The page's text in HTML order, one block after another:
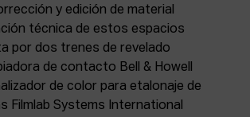
y edición de material
técnica de estos espacios
por dos trenes de revelado
de contacto Bell & Howell
de color para etalonaje de
Filmlab Systems International